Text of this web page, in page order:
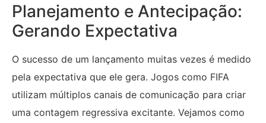
Planejamento e Antecipação:
Gerando Expectativa
O sucesso de um lançamento muitas vezes é medido
pela expectativa que ele gera. Jogos como FIFA
utilizam múltiplos canais de comunicação para criar
uma contagem regressiva excitante. Vejamos como